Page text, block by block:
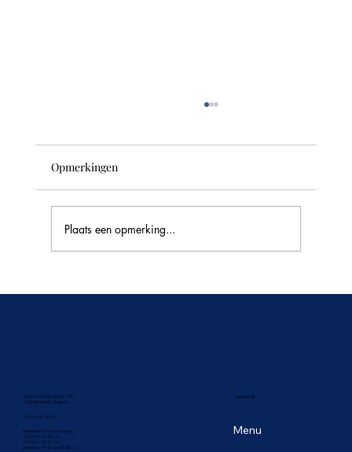
Opmerkingen
Plaats een opmerking...
Avenue D'Auderghem 135,
1040 Etterbeek, Belgium
+ 32 2 649 43 66
Maandag tot en met vrijdag
12:00 tot 14:00 uur
19:00 tot 22:30 uur
​Zaterdag 19:00 tot 23:00 uur
Menu
NAVIGATIE